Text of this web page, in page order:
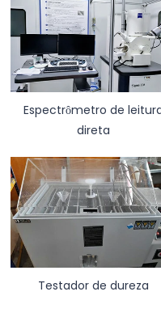
Espectrômetro de
direta
Testador de dureza